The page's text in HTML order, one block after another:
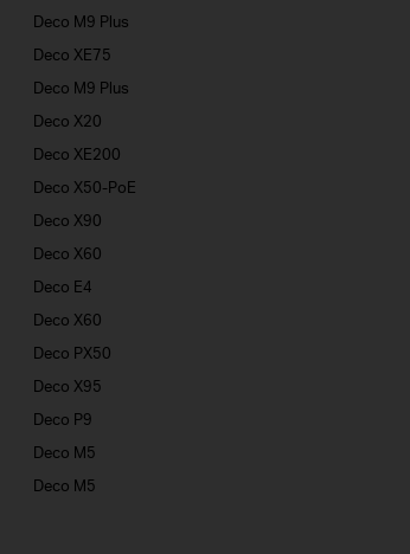
Deco M9 Plus
Deco XE75
Deco M9 Plus
Deco X20
Deco XE200
Deco X50-PoE
Deco X90
Deco X60
Deco E4
Deco X60
Deco PX50
Deco X95
Deco P9
Deco M5
Deco M5